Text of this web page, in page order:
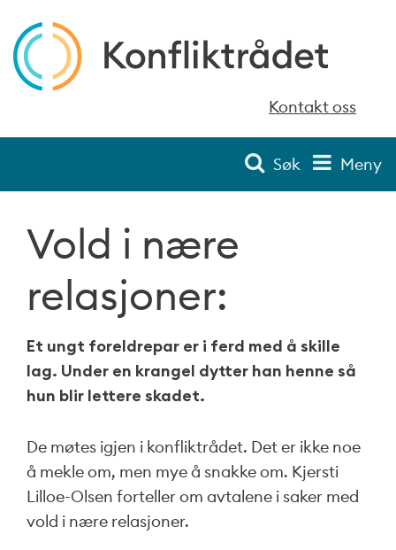
Kontakt oss
Søk Meny
Vold i nære
relasjoner:
Et ungt foreldrepar er i ferd med å skille
lag. Under en krangel dytter han henne så
hun blir lettere skadet.
De møtes igjen i konfliktrådet. Det er ikke noe
å mekle om, men mye å snakke om. Kjersti
Lilloe-Olsen forteller om avtalene i saker med
vold i nære relasjoner.